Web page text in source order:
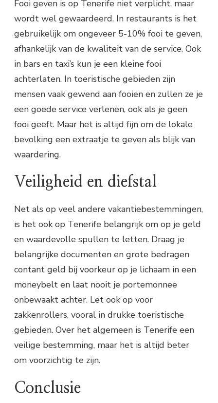
Fooi geven is op Tenerife niet verplicht, maar
wordt wel gewaardeerd. In restaurants is het
gebruikelijk om ongeveer 5-10% fooi te geven,
afhankelijk van de kwaliteit van de service. Ook
in bars en taxi’s kun je een kleine fooi
achterlaten. In toeristische gebieden zijn
mensen vaak gewend aan fooien en zullen ze je
een goede service verlenen, ook als je geen
fooi geeft. Maar het is altijd fijn om de lokale
bevolking een extraatje te geven als blijk van
waardering.
Veiligheid en diefstal
Net als op veel andere vakantiebestemmingen,
is het ook op Tenerife belangrijk om op je geld
en waardevolle spullen te letten. Draag je
belangrijke documenten en grote bedragen
contant geld bij voorkeur op je lichaam in een
moneybelt en laat nooit je portemonnee
onbewaakt achter. Let ook op voor
zakkenrollers, vooral in drukke toeristische
gebieden. Over het algemeen is Tenerife een
veilige bestemming, maar het is altijd beter
om voorzichtig te zijn.
Conclusie